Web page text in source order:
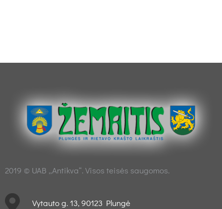
2019 © UAB „Antikva“. Visos teisės saugomos.
Vytauto g. 13, 90123 Plungė